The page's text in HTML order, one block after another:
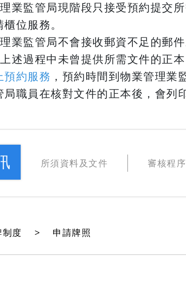
業監管局現階段只接受預約提交
位服務。
業監管局不會接收郵資不足的郵件
述過程中未曾提供所需文件的正
預約服務 ，預約時間到物業管理
職員在核對文件的正本後，會列
所須資料及文件 審核程序
度 > 申請牌照